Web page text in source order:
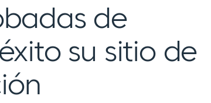
de
su sitio de